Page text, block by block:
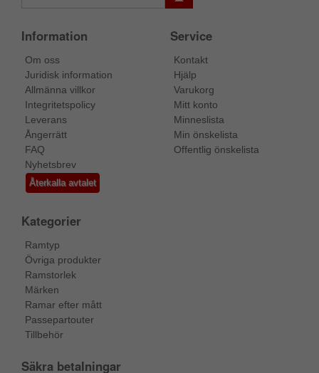
Information
Om oss
Juridisk information
Allmänna villkor
Integritetspolicy
Leverans
Ångerrätt
FAQ
Nyhetsbrev
Återkalla avtalet
Service
Kontakt
Hjälp
Varukorg
Mitt konto
Minneslista
Min önskelista
Offentlig önskelista
Kategorier
Ramtyp
Övriga produkter
Ramstorlek
Märken
Ramar efter mått
Passepartouter
Tillbehör
Säkra betalningar